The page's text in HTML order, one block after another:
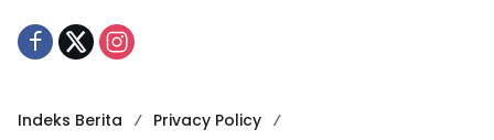
Indeks Berita
Privacy Policy